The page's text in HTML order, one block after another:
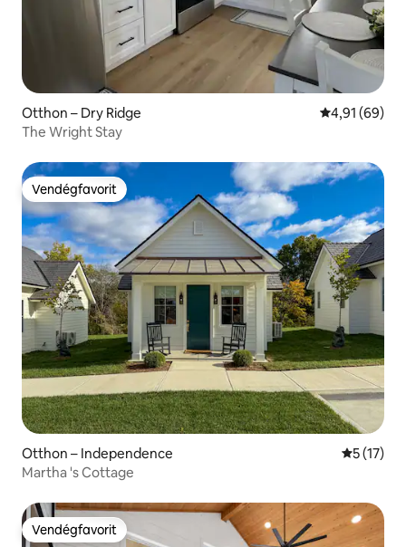
Otthon – Dry Ridge Átlagos
4,91 (69)
The Wright Stay
Vendégfavorit
Vendégfavorit
Otthon – Independence Átlagos
5 (17)
Martha 's Cottage
Vendégfavorit
Vendégfavorit